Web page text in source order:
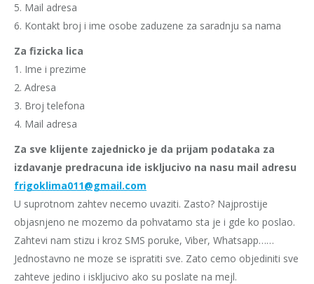
5. Mail adresa
6. Kontakt broj i ime osobe zaduzene za saradnju sa nama
Za fizicka lica
1. Ime i prezime
2. Adresa
3. Broj telefona
4. Mail adresa
Za sve klijente zajednicko je da prijam podataka za
izdavanje predracuna ide iskljucivo na nasu mail adresu
frigoklima011@gmail.com
U suprotnom zahtev necemo uvaziti. Zasto? Najprostije
objasnjeno ne mozemo da pohvatamo sta je i gde ko poslao.
Zahtevi nam stizu i kroz SMS poruke, Viber, Whatsapp……
Jednostavno ne moze se ispratiti sve. Zato cemo objediniti sve
zahteve jedino i iskljucivo ako su poslate na mejl.